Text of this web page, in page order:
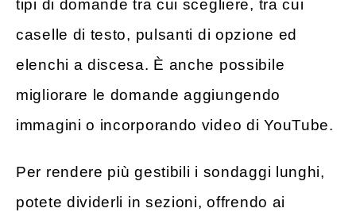
tipi di domande tra cui scegliere, tra cui
caselle di testo, pulsanti di opzione ed
elenchi a discesa. È anche possibile
migliorare le domande aggiungendo
immagini o incorporando video di YouTube.
Per rendere più gestibili i sondaggi lunghi,
potete dividerli in sezioni, offrendo ai